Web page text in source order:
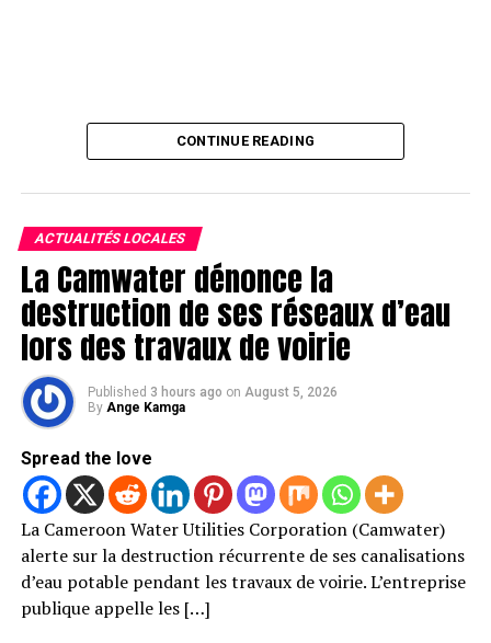
CONTINUE READING
ACTUALITÉS LOCALES
La Camwater dénonce la
destruction de ses réseaux d’eau
lors des travaux de voirie
Published 3 hours ago on August 5, 2026
By Ange Kamga
Spread the love
La Cameroon Water Utilities Corporation (Camwater)
alerte sur la destruction récurrente de ses canalisations
d’eau potable pendant les travaux de voirie. L’entreprise
publique appelle les […]